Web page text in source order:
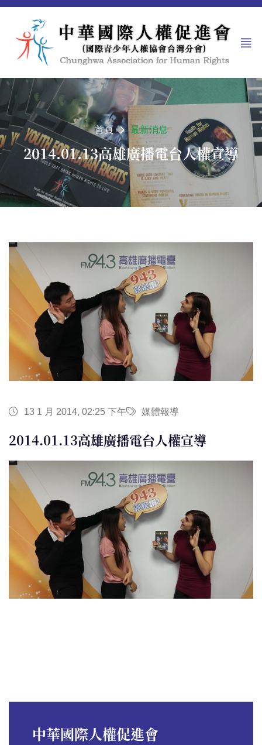
首頁 最新消息
2014.01.13高雄廣播電台人權宣導
13 1 月 2014, 02:25 下午 媒體報導
2014.01.13高雄廣播電台人權宣導
中華國際人權促進會